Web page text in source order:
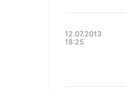
12.07.2013
18:25